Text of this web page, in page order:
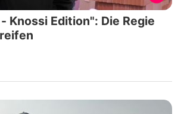
Knossi Edition": Die Regie